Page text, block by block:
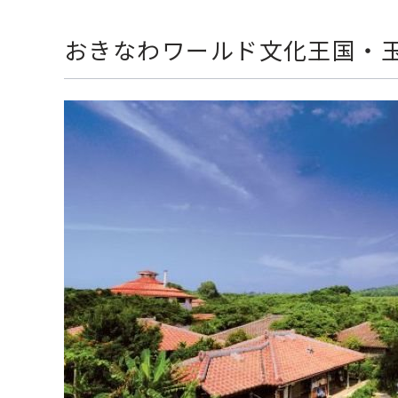
おきなわワールド文化王国・